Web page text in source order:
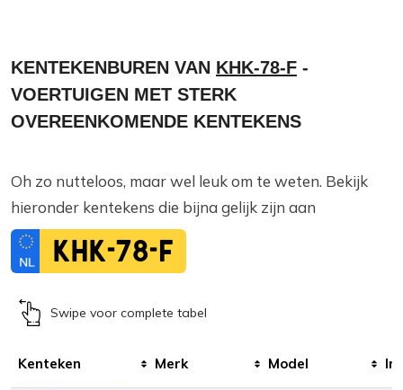
KENTEKENBUREN VAN KHK-78-F -
VOERTUIGEN MET STERK
OVEREENKOMENDE KENTEKENS
Oh zo nutteloos, maar wel leuk om te weten. Bekijk
hieronder kentekens die bijna gelijk zijn aan
KHK-78-F
Swipe voor complete tabel
Kenteken Merk Model